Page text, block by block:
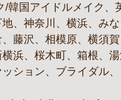
/韓国アイドルメイク
、神奈川、横浜、み
藤沢、相模原、横須
浜、桜木町、箱根、
ション、ブライダル